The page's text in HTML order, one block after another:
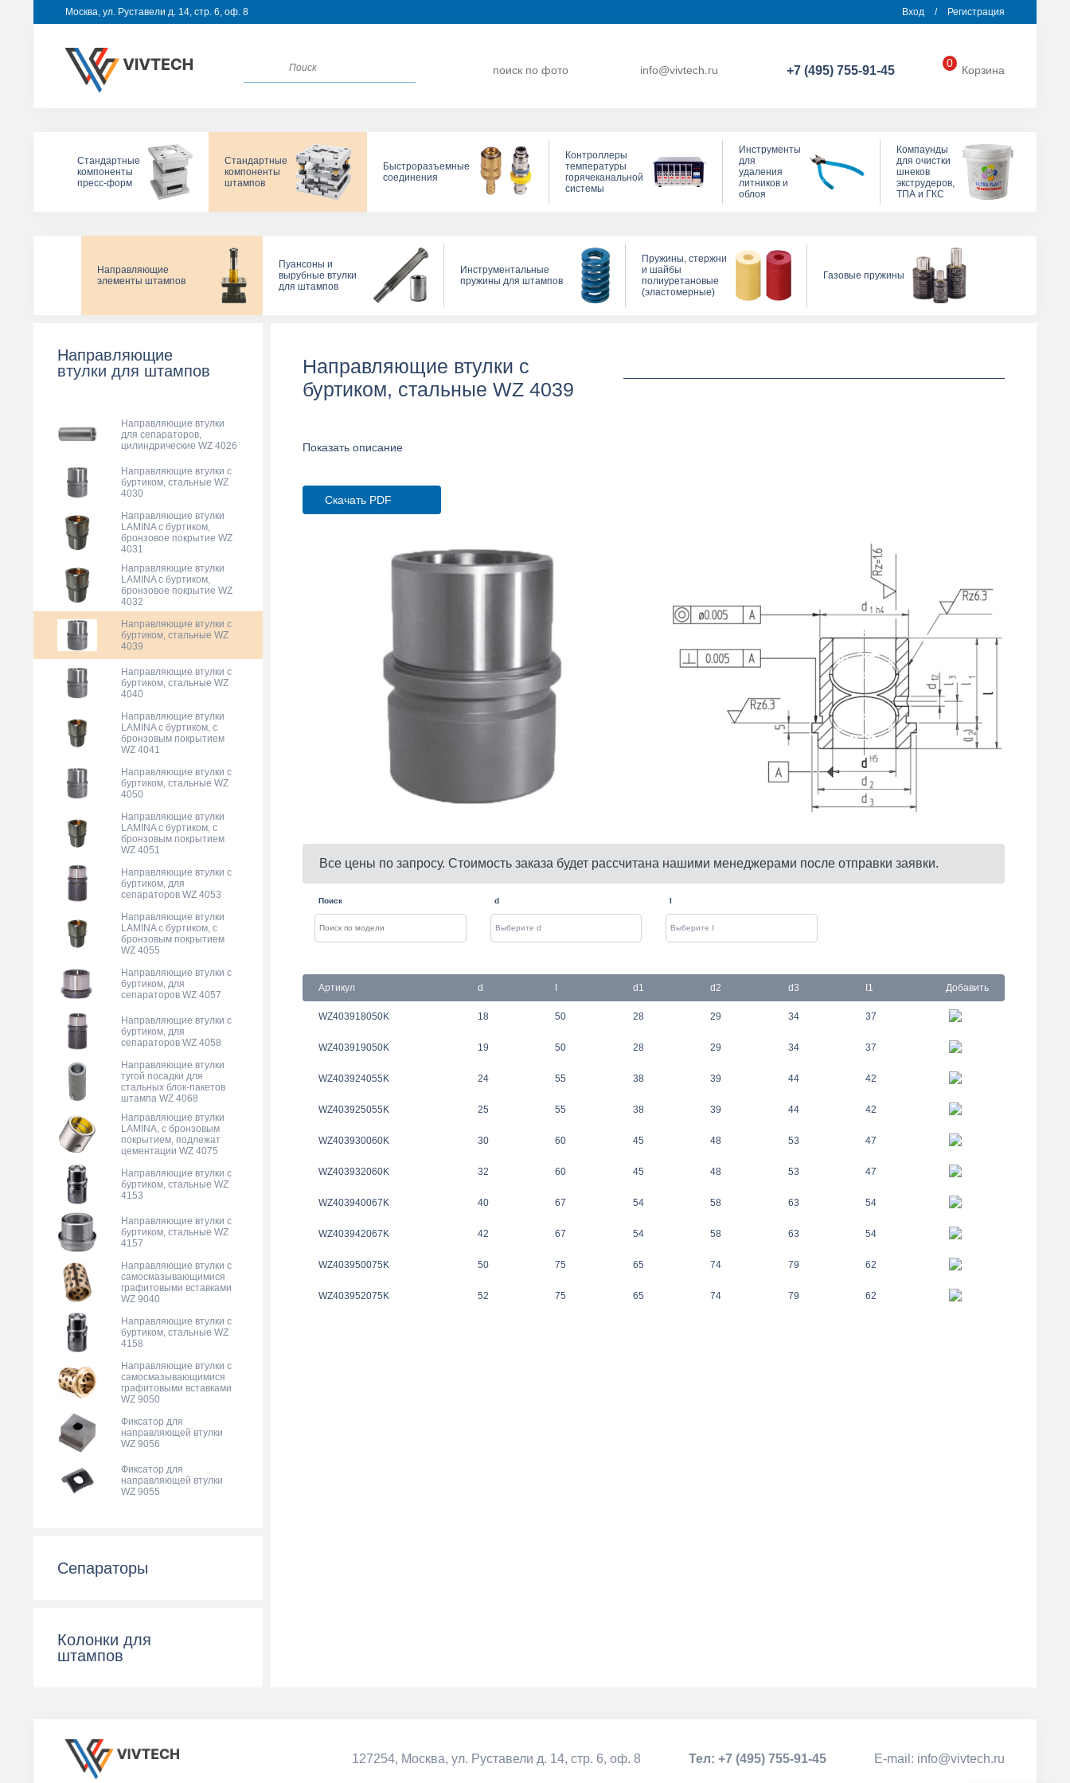
Москва, ул. Руставели д. 14, стр. 6, оф. 8 Вход / Регистрация
поиск по фото info@vivtech.ru +7 (495) 755-91-45
0
Корзина
Стандартные
компоненты
пресс-форм
Стандартные
компоненты
штампов
Быстроразъемные
соединения
Контроллеры
температуры
горячеканальной
системы
Инструменты
для
удаления
литников и
облоя
Компаунды
для очистки
шнеков
экструдеров,
ТПА и ГКС
Направляющие
элементы штампов
Пуансоны и
вырубные втулки
для штампов
Инструментальные
пружины для штампов
Пружины, стержни
и шайбы
полиуретановые
(эластомерные)
Газовые пружины
Направляющие
втулки для штампов
Направляющие втулки
для сепараторов,
цилиндрические WZ 4026
Направляющие втулки с
буртиком, стальные WZ
4030
Направляющие втулки
LAMINA с буртиком,
бронзовое покрытие WZ
4031
Направляющие втулки
LAMINA с буртиком,
бронзовое покрытие WZ
4032
Направляющие втулки с
буртиком, стальные WZ
4039
Направляющие втулки с
буртиком, стальные WZ
4040
Направляющие втулки
LAMINA с буртиком, с
бронзовым покрытием
WZ 4041
Направляющие втулки с
буртиком, стальные WZ
4050
Направляющие втулки
LAMINA с буртиком, с
бронзовым покрытием
WZ 4051
Направляющие втулки с
буртиком, для
сепараторов WZ 4053
Направляющие втулки
LAMINA с буртиком, с
бронзовым покрытием
WZ 4055
Направляющие втулки с
буртиком, для
сепараторов WZ 4057
Направляющие втулки с
буртиком, для
сепараторов WZ 4058
Направляющие втулки
тугой посадки для
стальных блок-пакетов
штампа WZ 4068
Направляющие втулки
LAMINA, с бронзовым
покрытием, подлежат
цементации WZ 4075
Направляющие втулки с
буртиком, стальные WZ
4153
Направляющие втулки с
буртиком, стальные WZ
4157
Направляющие втулки с
самосмазывающимися
графитовыми вставками
WZ 9040
Направляющие втулки с
буртиком, стальные WZ
4158
Направляющие втулки с
самосмазывающимися
графитовыми вставками
WZ 9050
Фиксатор для
направляющей втулки
WZ 9056
Фиксатор для
направляющей втулки
WZ 9055
Сепараторы
Колонки для
штампов
Направляющие втулки с
буртиком, стальные WZ 4039
Показать описание
Скачать PDF
Все цены по запросу. Стоимость заказа будет рассчитана нашими менеджерами после отправки заявки.
Поиск d I
Артикул d I d1 d2 d3 I1 Добавить
WZ403918050K 18 50 28 29 34 37
WZ403919050K 19 50 28 29 34 37
WZ403924055K 24 55 38 39 44 42
WZ403925055K 25 55 38 39 44 42
WZ403930060K 30 60 45 48 53 47
WZ403932060K 32 60 45 48 53 47
WZ403940067K 40 67 54 58 63 54
WZ403942067K 42 67 54 58 63 54
WZ403950075K 50 75 65 74 79 62
WZ403952075K 52 75 65 74 79 62
127254, Москва, ул. Руставели д. 14, стр. 6, оф. 8 Тел: +7 (495) 755-91-45 Е-mail: info@vivtech.ru